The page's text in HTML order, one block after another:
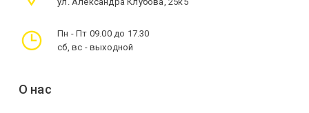
Пн - Пт 09.00 до 17.30
сб, вс - выходной
О нас